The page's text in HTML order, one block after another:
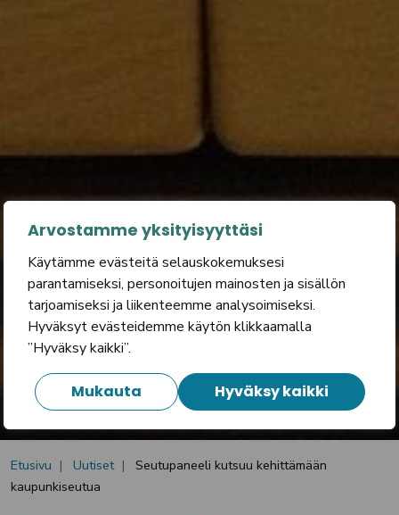
Arvostamme yksityisyyttäsi
Käytämme evästeitä selauskokemuksesi
parantamiseksi, personoitujen mainosten ja sisällön
tarjoamiseksi ja liikenteemme analysoimiseksi.
Hyväksyt evästeidemme käytön klikkaamalla
”Hyväksy kaikki”.
Mukauta Hyväksy kaikki
Etusivu Uutiset
Seutupaneeli kutsuu kehittämään
kaupunkiseutua